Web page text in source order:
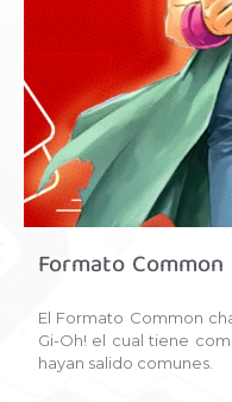
Formato
El Formato Common
Gi-Oh! el cual tiene
hayan salido comunes.